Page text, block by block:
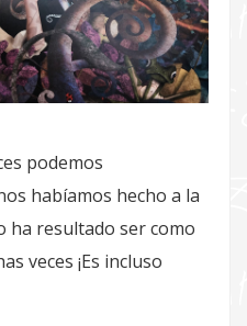
podemos
habíamos hecho a la
ha resultado ser como
veces ¡Es incluso